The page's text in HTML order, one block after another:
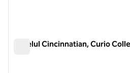
Hotelul Cincinnatian, Curio